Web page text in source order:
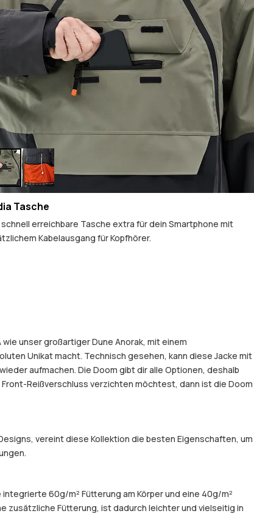
Tasche
schnell erreichbare Tasche extra für dein Smartphone mit
Kabelausgang für Kopfhörer.
unser großartiger Dune Anorak, mit einem
Unikat macht. Technisch gesehen, kann diese Jacke mit
aufmachen. Die Doom gibt dir alle Optionen, deshalb
Reißverschluss verzichten möchtest, dann ist die Doom
vereint diese Kollektion die besten Eigenschaften, um
60g/m² Fütterung am Körper und eine 40g/m²
zusätzliche Fütterung, ist dadurch leichter und vielseitig in